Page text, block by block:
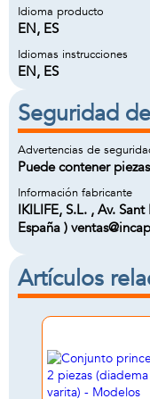
Idioma producto
EN, ES
Idiomas instrucciones
EN, ES
Seguridad
Advertencias de
Puede contener
Información fabricante
IKILIFE, S.L. , Av.
España )
Artículos